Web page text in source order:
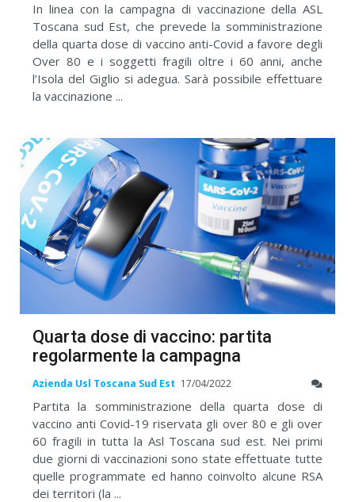
In linea con la campagna di vaccinazione della ASL
Toscana sud Est, che prevede la somministrazione
della quarta dose di vaccino anti-Covid a favore degli
Over 80 e i soggetti fragili oltre i 60 anni, anche
l’Isola del Giglio si adegua. Sarà possibile effettuare
la vaccinazione ...
Quarta dose di vaccino: partita
regolarmente la campagna
Azienda Usl Toscana Sud Est 17/04/2022
Partita la somministrazione della quarta dose di
vaccino anti Covid-19 riservata gli over 80 e gli over
60 fragili in tutta la Asl Toscana sud est. Nei primi
due giorni di vaccinazioni sono state effettuate tutte
quelle programmate ed hanno coinvolto alcune RSA
dei territori (la ...